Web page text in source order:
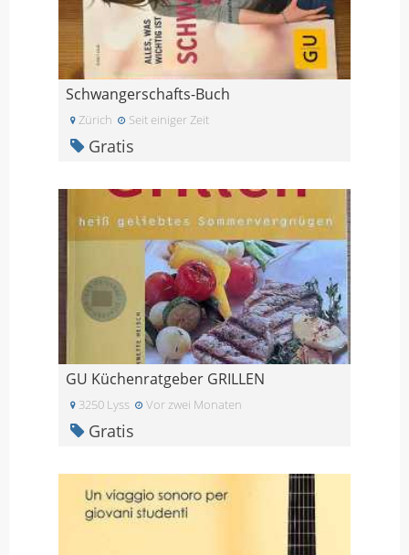
Schwangerschafts-Buch
Zürich Seit einiger Zeit
Gratis
GU Küchenratgeber GRILLEN
3250 Lyss Vor zwei Monaten
Gratis